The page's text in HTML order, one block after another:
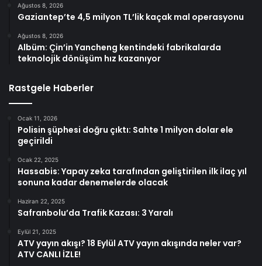
Ağustos 8, 2026
Gaziantep’te 4,5 milyon TL’lik kaçak mal operasyonu
Ağustos 8, 2026
Albüm: Çin’in Yancheng kentindeki fabrikalarda
teknolojik dönüşüm hız kazanıyor
Rastgele Haberler
Ocak 11, 2026
Polisin şüphesi doğru çıktı: Sahte 1 milyon dolar ele
geçirildi
Ocak 22, 2025
Hassabis: Yapay zeka tarafından geliştirilen ilk ilaç yıl
sonuna kadar denemelerde olacak
Haziran 22, 2025
Safranbolu’da Trafik Kazası: 3 Yaralı
Eylül 21, 2025
ATV yayın akışı? 18 Eylül ATV yayın akışında neler var?
ATV CANLI İZLE!